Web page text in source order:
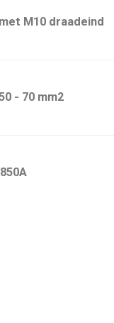
M10 draadeind
- 70 mm2